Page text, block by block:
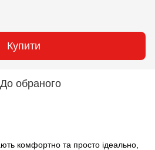
Купити
До обраного
комфортно та просто ідеально,